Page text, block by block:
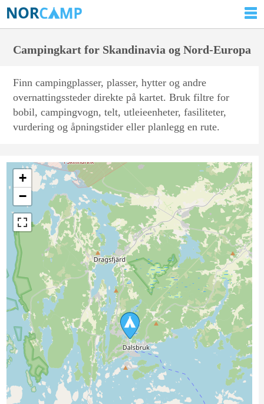
Campingkart for Skandinavia og Nord-Europa
Finn campingplasser, plasser, hytter og andre
overnattingssteder direkte på kartet. Bruk filtre for
bobil, campingvogn, telt, utleieenheter, fasiliteter,
vurdering og åpningstider eller planlegg en rute.
+
−